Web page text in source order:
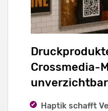
Crossmedia-
unverzichtbar
Haptik schafft